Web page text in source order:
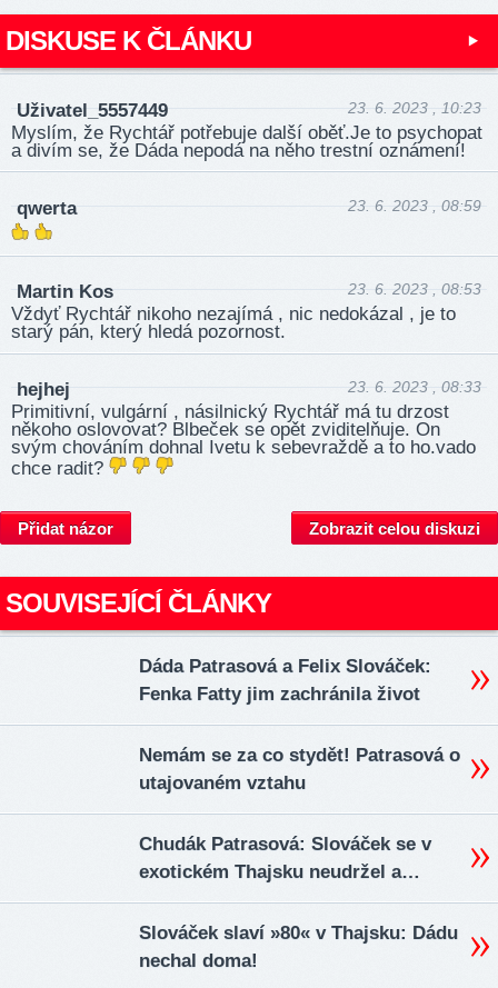
DISKUSE K ČLÁNKU
Uživatel_5557449 23. 6. 2023 , 10:23
Myslím, že Rychtář potřebuje další oběť.Je to psychopat
a divím se, že Dáda nepodá na něho trestní oznámení!
qwerta 23. 6. 2023 , 08:59
Martin Kos 23. 6. 2023 , 08:53
Vždyť Rychtář nikoho nezajímá , nic nedokázal , je to
starý pán, který hledá pozornost.
hejhej 23. 6. 2023 , 08:33
Primitivní, vulgární , násilnický Rychtář má tu drzost
někoho oslovovat? Blbeček se opět zviditelňuje. On
svým chováním dohnal Ivetu k sebevraždě a to ho.vado
chce radit?
Přidat názor Zobrazit celou diskuzi
SOUVISEJÍCÍ ČLÁNKY
Dáda Patrasová a Felix Slováček:
Fenka Fatty jim zachránila život
Nemám se za co stydět! Patrasová o
utajovaném vztahu
Chudák Patrasová: Slováček se v
exotickém Thajsku neudržel a…
Slováček slaví »80« v Thajsku: Dádu
nechal doma!